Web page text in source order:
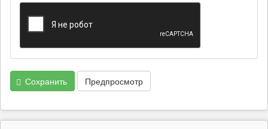
Сохранить Предпросмотр